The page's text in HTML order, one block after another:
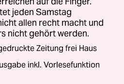
jeden Samstag
allen recht macht und
nicht gehört werden.
Zeitung frei Haus
inkl. Vorlesefunktion